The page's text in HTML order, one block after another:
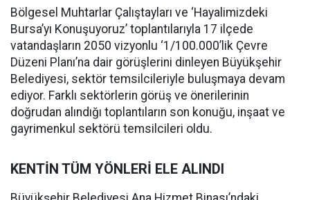
Bölgesel Muhtarlar Çalıştayları ve ‘Hayalimizdeki
Bursa’yı Konuşuyoruz’ toplantılarıyla 17 ilçede
vatandaşların 2050 vizyonlu ‘1/100.000’lik Çevre
Düzeni Planı’na dair görüşlerini dinleyen Büyükşehir
Belediyesi, sektör temsilcileriyle buluşmaya devam
ediyor. Farklı sektörlerin görüş ve önerilerinin
doğrudan alındığı toplantıların son konuğu, inşaat ve
gayrimenkul sektörü temsilcileri oldu.
KENTİN TÜM YÖNLERİ ELE ALINDI